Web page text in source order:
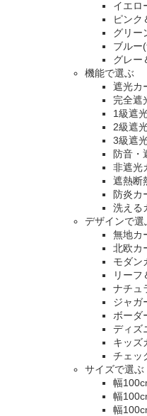
イエロ
ピンク
グリー
ブルー
グレー
機能で選ぶ
遮光カ
完全遮
1級遮
2級遮
3級遮
防音・
非遮光
遮熱断
防炎カ
洗える
デザインで選
無地カ
北欧カ
モダン
リーフ
ナチュ
ジャガ
ボーダ
ディズ
キッズ
チェッ
サイズで選ぶ
幅
幅
幅